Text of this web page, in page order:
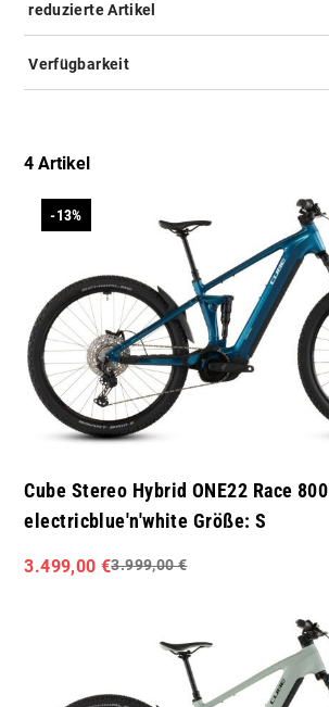
reduzierte Artikel
Verfügbarkeit
4 Artikel
-13%
Cube Stereo Hybrid ONE22 Race 800
electricblue'n'white Größe: S
3.499,00 €3.999,00 €